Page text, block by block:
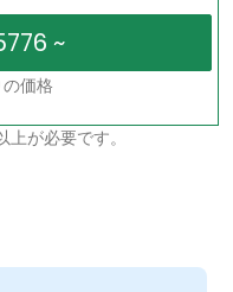
価格
が必要です。